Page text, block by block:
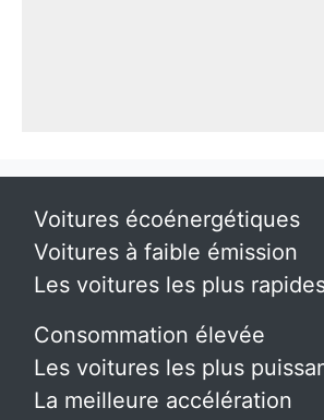
Voitures écoénergétiques
Voitures à faible émission
Les voitures les plus
Consommation élevée
Les voitures les plus
La meilleure accélération